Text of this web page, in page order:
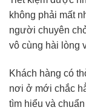
không phải mất
người chuyên
vô cùng hài lòng
Khách hàng có
nơi ở mới chắc
tìm hiểu và